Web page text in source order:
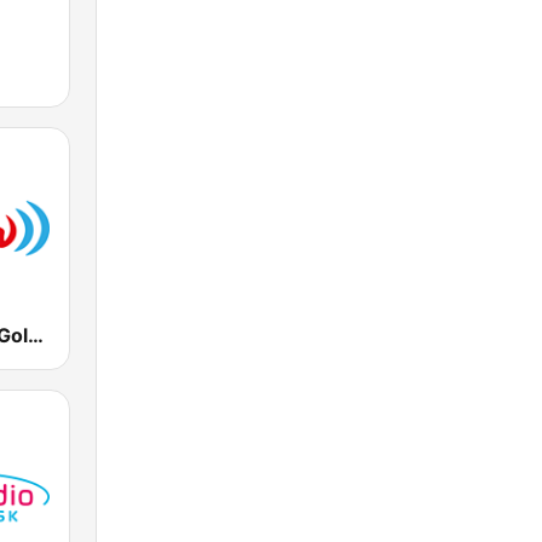
Rádio Vlna - Golden Hits